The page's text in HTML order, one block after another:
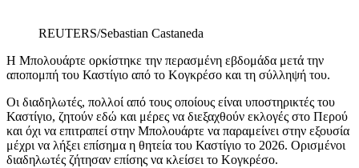
REUTERS/Sebastian Castaneda
Η Μπολουάρτε ορκίστηκε την περασμένη εβδομάδα μετά την
αποπομπή του Καστίγιο από το Κογκρέσο και τη σύλληψή του.
Οι διαδηλωτές, πολλοί από τους οποίους είναι υποστηρικτές του
Καστίγιο, ζητούν εδώ και μέρες να διεξαχθούν εκλογές στο Περού
και όχι να επιτραπεί στην Μπολουάρτε να παραμείνει στην εξουσία
μέχρι να λήξει επίσημα η θητεία του Καστίγιο το 2026. Ορισμένοι
διαδηλωτές ζήτησαν επίσης να κλείσει το Κογκρέσο.